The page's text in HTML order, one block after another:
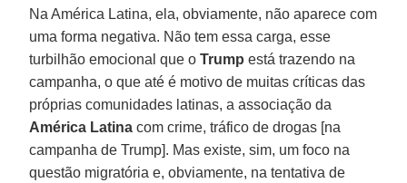
Na América Latina, ela, obviamente, não aparece com
uma forma negativa. Não tem essa carga, esse
turbilhão emocional que oTrump está trazendo na
campanha, o que até é motivo de muitas críticas das
próprias comunidades latinas, a associação da
América Latina com crime, tráfico de drogas [na
campanha de Trump]. Mas existe, sim, um foco na
questão migratória e, obviamente, na tentativa de